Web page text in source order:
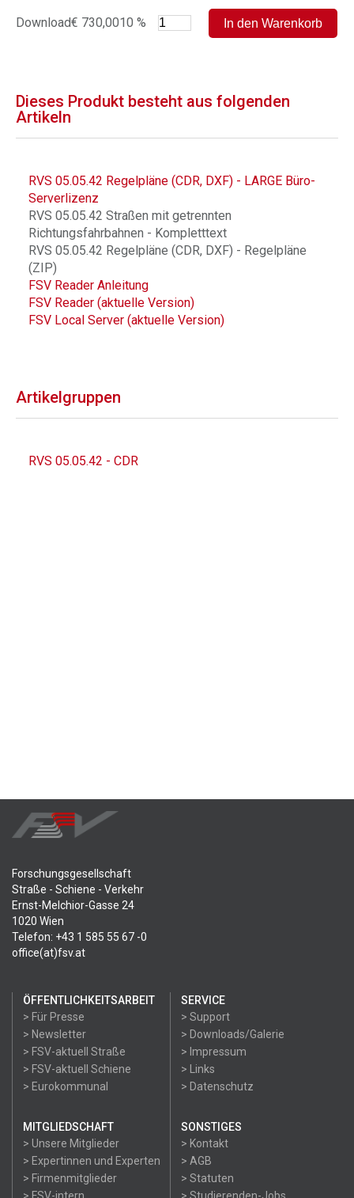
Download€ 730,0010 %
Dieses Produkt besteht aus folgenden
Artikeln
RVS 05.05.42 Regelpläne (CDR, DXF) - LARGE Büro-
Serverlizenz
RVS 05.05.42 Straßen mit getrennten
Richtungsfahrbahnen - Kompletttext
RVS 05.05.42 Regelpläne (CDR, DXF) - Regelpläne
(ZIP)
FSV Reader Anleitung
FSV Reader (aktuelle Version)
FSV Local Server (aktuelle Version)
Artikelgruppen
RVS 05.05.42 - CDR
Forschungsgesellschaft
Straße - Schiene - Verkehr
Ernst-Melchior-Gasse 24
1020 Wien
Telefon: +43 1 585 55 67 -0
office(at)fsv.at
ÖFFENTLICHKEITSARBEIT
> Für Presse
> Newsletter
> FSV-aktuell Straße
> FSV-aktuell Schiene
> Eurokommunal
SERVICE
> Support
> Downloads/Galerie
> Impressum
> Links
> Datenschutz
MITGLIEDSCHAFT
> Unsere Mitglieder
> Expertinnen und Experten
> Firmenmitglieder
SONSTIGES
> Kontakt
> AGB
> Statuten